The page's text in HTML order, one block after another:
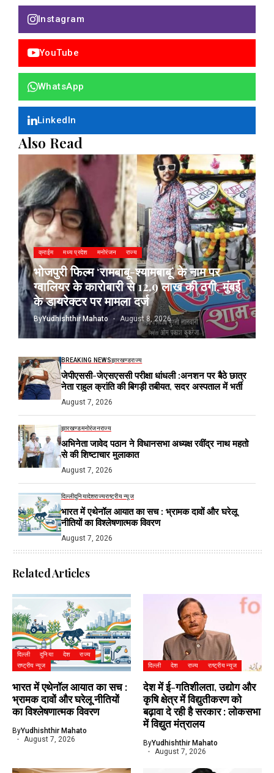
Instagram
YouTube
WhatsApp
LinkedIn
Also Read
क्राईम मध्य प्रदेश मनोरंजन राज्य
भोजपुरी फिल्म ‘रामबाबू-श्यामबाबू’ के नाम पर
ग्वालियर के कारोबारी से 12.9 लाख की ठगी, मुंबई
के डायरेक्टर पर मामला दर्ज
ByYudhishthir Mahato August 8, 2026
BREAKING NEWSझारखण्डराज्य
जेपीएससी-जेएसएससी परीक्षा धांधली :अनशन पर बैठे छात्र
नेता राहुल क्रांति की बिगड़ी तबीयत, सदर अस्पताल में भर्ती
August 7, 2026
झारखण्डमनोरंजनराज्य
अभिनेता जावेद पठान ने विधानसभा अध्यक्ष रवींद्र नाथ महतो
से की शिष्टाचार मुलाकात
August 7, 2026
दिल्लीदुनियादेशराज्यराष्ट्रीय न्यूज
भारत में एथेनॉल आयात का सच : भ्रामक दावों और घरेलू
नीतियों का विश्लेषणात्मक विवरण
August 7, 2026
Related Articles
दिल्ली दुनिया देश
राज्य
राष्ट्रीय न्यूज
भारत में एथेनॉल आयात का सच :
भ्रामक दावों और घरेलू नीतियों
का विश्लेषणात्मक विवरण
ByYudhishthir Mahato
August 7, 2026
दिल्ली देश राज्य राष्ट्रीय न्यूज
देश में ई-गतिशीलता, उद्योग और
कृषि क्षेत्र में विद्युतीकरण को
बढ़ावा दे रही है सरकार : लोकसभा
में विद्युत मंत्रालय
ByYudhishthir Mahato
August 7, 2026